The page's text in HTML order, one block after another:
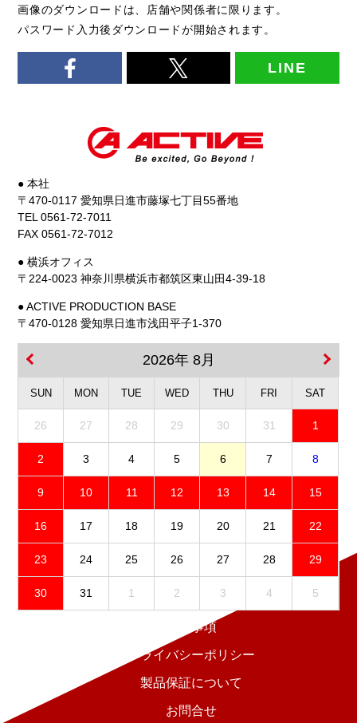
画像のダウンロードは、店舗や関係者に限ります。
パスワード入力後ダウンロードが開始されます。
LINE
● 本社
〒470-0117 愛知県日進市藤塚七丁目55番地
TEL 0561-72-7011
FAX 0561-72-7012
● 横浜オフィス
〒224-0023 神奈川県横浜市都筑区東山田4-39-18
● ACTIVE PRODUCTION BASE
〒470-0128 愛知県日進市浅田平子1-370
2026年 8月
SUN MON TUE WED THU FRI SAT
26 27 28 29 30 31 1
2 3 4 5 6 7 8
9 10 11 12 13 14 15
16 17 18 19 20 21 22
23 24 25 26 27 28 29
30 31 1 2 3 4 5
免責事項
プライバシーポリシー
製品保証について
お問合せ